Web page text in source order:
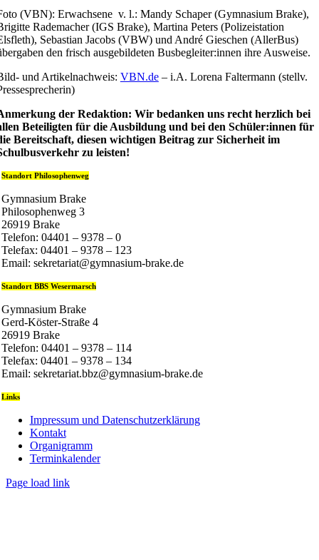
(VBN): Erwachsene v. l.: Mandy Schaper (Gymnasium Brake),
Rademacher (IGS Brake), Martina Peters (Polizeistation
Sebastian Jacobs (VBW) und André Gieschen (AllerBus)
den frisch ausgebildeten Busbegleiter:innen ihre Ausweise.
und Artikelnachweis: VBN.de– i.A. Lorena Faltermann (stellv.
der Redaktion: Wir bedanken uns recht herzlich bei
Beteiligten für die Ausbildung und bei den Schüler:innen für
Bereitschaft, diesen wichtigen Beitrag zur Sicherheit im
zu leisten!
Standort Philosophenweg
Gymnasium Brake
Philosophenweg 3
26919 Brake
Telefon: 04401 – 9378 – 0
Telefax: 04401 – 9378 – 123
Email: sekretariat@gymnasium-brake.de
Standort BBS Wesermarsch
Gymnasium Brake
Gerd-Köster-Straße 4
26919 Brake
Telefon: 04401 – 9378 – 114
Telefax: 04401 – 9378 – 134
Email: sekretariat.bbz@gymnasium-brake.de
Links
Impressum und Datenschutzerklärung
Kontakt
Organigramm
Terminkalender
Page load link